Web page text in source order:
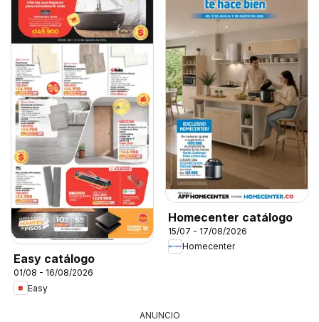
Easy catálogo
01/08 - 16/08/2026
Easy
Homecenter catálogo
15/07 - 17/08/2026
Homecenter
ANUNCIO